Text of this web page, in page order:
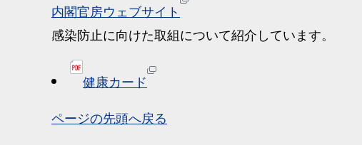
内閣官房ウェブサイト
感染防止に向けた取組について紹介しています。
健康カード
ページの先頭へ戻る